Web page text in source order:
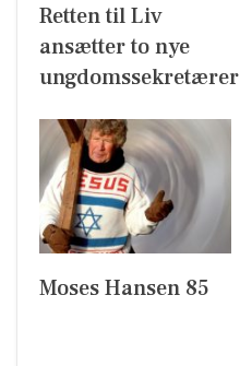
Retten til Liv
ansætter to nye
ungdomssekretærer
Moses Hansen 85